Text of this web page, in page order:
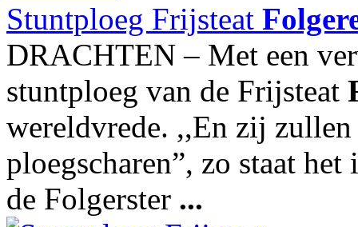
Stuntploeg Frijsteat
DRACHTEN – Met een
stuntploeg van de Frijsteat
wereldvrede. ,,En zij
ploegscharen”, zo staat
de Folgerster ...